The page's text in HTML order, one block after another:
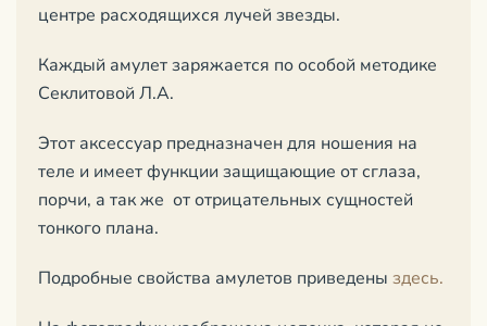
центре расходящихся лучей звезды.
Каждый амулет заряжается по особой методике
Секлитовой Л.А.
Этот аксессуар предназначен для ношения на
теле и имеет функции защищающие от сглаза,
порчи, а так же от отрицательных сущностей
тонкого плана.
Подробные свойства амулетов приведены здесь.